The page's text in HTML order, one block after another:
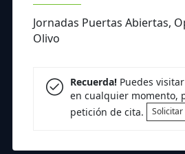
Jornadas Puertas Abiertas,
Olivo
Recuerda!Puedes
en cualquier momento,
petición de cita.
Solicitar